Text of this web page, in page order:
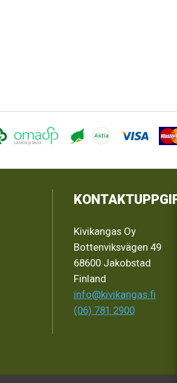
Kivikangas Oy
Bottenviksvägen 49
68600 Jakobstad
Finland
info@kivikangas.fi
(06) 781 2900